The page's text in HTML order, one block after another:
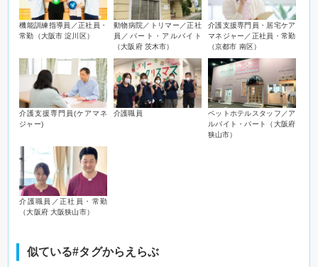
機能訓練指導員／正社員・
常勤（大阪市 淀川区）
動物病院／トリマー／正社
員／パート・アルバイト
（大阪府 茨木市）
介護支援専門員・居宅ケア
マネジャー／正社員・常勤
（京都市 南区）
介護支援専門員(ケアマネ
ジャー)
介護職員
ペットホテルスタッフ／ア
ルバイト・パート（大阪府
狭山市）
介護職員／正社員・常勤
（大阪府 大阪狭山市）
似ている#タグからえらぶ